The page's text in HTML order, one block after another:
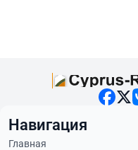
Навигация
Главная